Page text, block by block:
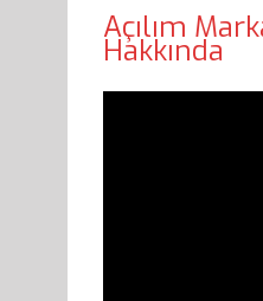
Açılım
Hakkında